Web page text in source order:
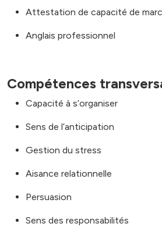
Attestation de capacité de
Anglais professionnel
Compétences
Capacité à s’organiser
Sens de l’anticipation
Gestion du stress
Aisance relationnelle
Persuasion
Sens des responsabilités